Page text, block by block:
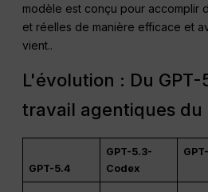
modèle est conçu pour accomplir
et réelles de manière efficace et
vient..
L'évolution : Du
travail agentiques du
GPT-5.4
GPT-5.3-
Codex